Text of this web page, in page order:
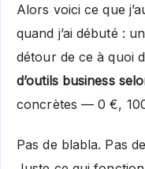
Alors voici ce que
quand j’ai débuté :
détour de ce à quoi
d’outils business
concrètes — 0 €,
Pas de blabla. Pas